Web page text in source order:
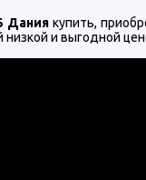
Дания купить,
низкой и выгодной